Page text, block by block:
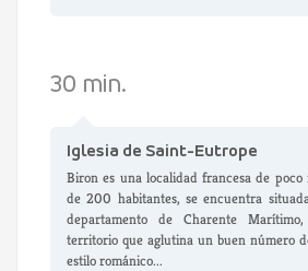
30 min.
Iglesia de Saint-Eutrope
Biron es una localidad francesa de poco
de 200 habitantes, se encuentra
departamento de Charente
territorio que aglutina un buen número
estilo románico...